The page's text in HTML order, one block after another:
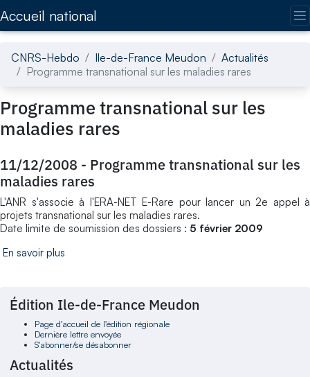
Accueil national
CNRS-Hebdo Ile-de-France Meudon
Actualités
Programme transnational sur les maladies rares
Programme transnational sur les
maladies rares
11/12/2008 - Programme transnational sur les
maladies rares
L'ANR s'associe à l'ERA-NET E-Rare pour lancer un 2e appel à
projets transnational sur les maladies rares.
Date limite de soumission des dossiers : 5 février 2009
En savoir plus
Édition Ile-de-France Meudon
Page d'accueil de l'édition régionale
Dernière lettre envoyée
S'abonner/se désabonner
Actualités